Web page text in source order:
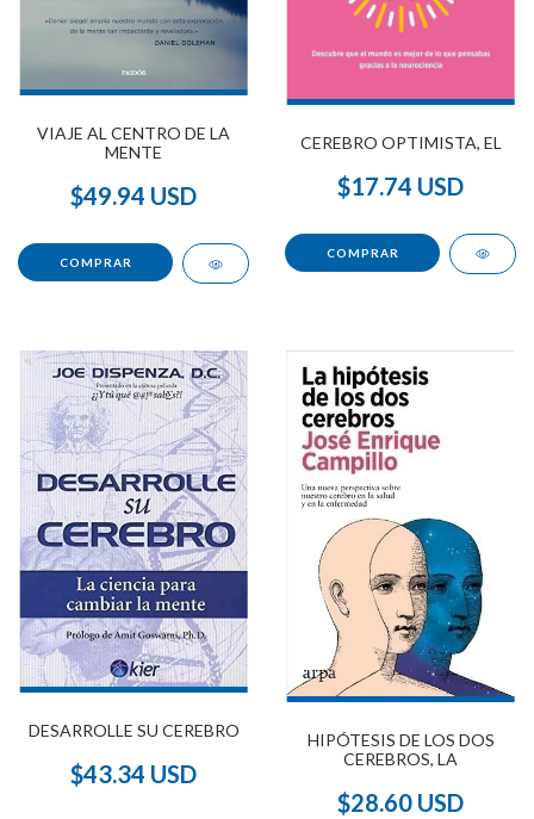
VIAJE AL CENTRO DE LA
MENTE
$49.94 USD
CEREBRO OPTIMISTA, EL
$17.74 USD
DESARROLLE SU CEREBRO
$43.34 USD
HIPÓTESIS DE LOS DOS
CEREBROS, LA
$28.60 USD